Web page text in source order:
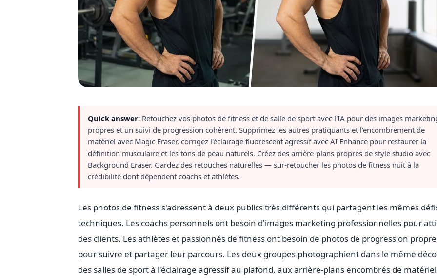
Quick answer: Retouchez vos photos de fitness et de salle de sport avec l'IA pour des images
propres et un suivi de progression cohérent. Supprimez les autres pratiquants et l'encombrement de
matériel avec Magic Eraser, corrigez l'éclairage fluorescent agressif avec AI Enhance pour restaurer la
définition musculaire et les tons de peau naturels. Créez des arrière-plans propres de style studio avec
Background Eraser. Gardez des retouches naturelles — sur-retoucher les photos de fitness nuit à la
crédibilité dont dépendent coachs et athlètes.
Les photos de fitness s'adressent à deux publics très différents qui partagent les mêmes
techniques. Les coachs personnels ont besoin d'images marketing professionnelles pour
des clients. Les athlètes et passionnés de fitness ont besoin de photos de progression
pour suivre et partager leur parcours. Les deux groupes photographient dans le même
des salles de sport à l'éclairage agressif au plafond, aux arrière-plans encombrés de